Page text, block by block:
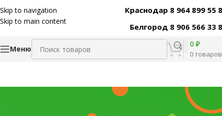
Skip to navigation
Skip to main content
Краснодар 8 964 899 55
Белгород 8 906 566 33
Меню
0товаров
0 ₽